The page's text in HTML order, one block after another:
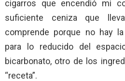
cigarros que encendió mi
suficiente ceniza que
comprende porque no hay
para lo reducido del
bicarbonato, otro de los
“receta”.